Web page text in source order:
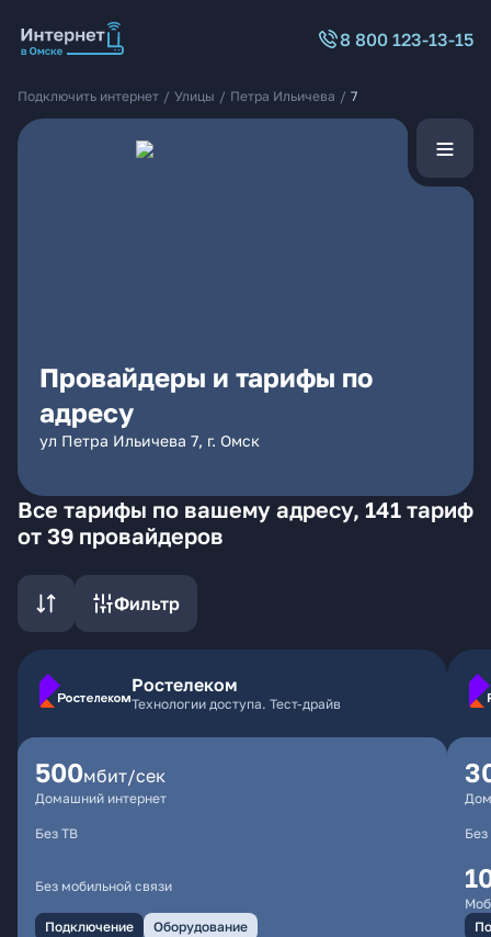
8 800 123-13-15
Подключить интернет / Улицы / Петра Ильичева / 7
Провайдеры и тарифы по
адресу
ул Петра Ильичева 7, г. Омск
Все тарифы по вашему адресу, 141 тариф
от 39 провайдеров
Фильтр
Ростелеком
Технологии доступа. Тест-драйв
500мбит/сек
Домашний интернет
Без ТВ
Без мобильной связи
Подключение Оборудование